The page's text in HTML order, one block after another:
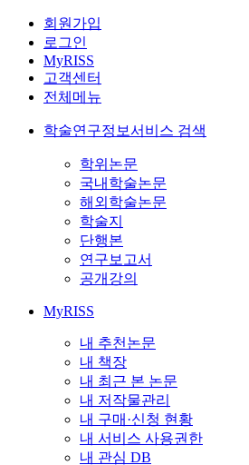
회원가입
로그인
MyRISS
고객센터
전체메뉴
학술연구정보서비스 검색
학위논문
국내학술논문
해외학술논문
학술지
단행본
연구보고서
공개강의
MyRISS
내 추천논문
내 책장
내 최근 본 논문
내 저작물관리
내 구매·신청 현황
내 서비스 사용권한
내 관심 DB